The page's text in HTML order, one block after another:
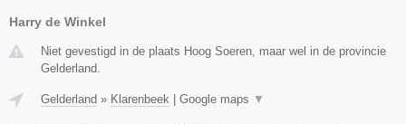
Harry de Winkel
Niet gevestigd in de plaats Hoog Soeren, maar wel in de provincie
Gelderland.
Gelderland » Klarenbeek Google maps ▼